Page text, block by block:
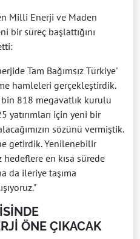
Milli Enerji ve Maden
bir süreç başlattığını
Tam Bağımsız Türkiye'
hamleleri gerçekleştirdik.
bin 818 megavatlık kurulu
yatırımları için yeni bir
sözünü vermiştik.
getirdik. Yenilenebilir
en kısa sürede
da ileriye taşıma
ÖNE ÇIKACAK